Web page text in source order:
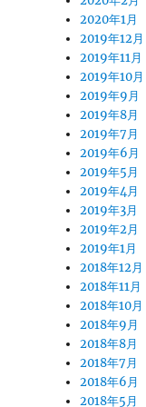
2020年1月
2019年12月
2019年11月
2019年10月
2019年9月
2019年8月
2019年7月
2019年6月
2019年5月
2019年4月
2019年3月
2019年2月
2019年1月
2018年12月
2018年11月
2018年10月
2018年9月
2018年8月
2018年7月
2018年6月
2018年5月